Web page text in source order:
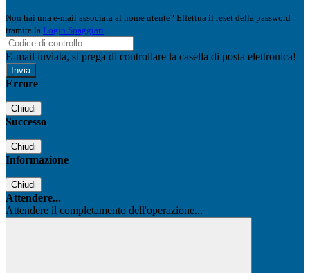
Non hai una e-mail associata al nome utente? Effettua il reset della password
tramite la Login Spaggiari
E-mail inviata, si prega di controllare la casella di posta elettronica!
Errore
Chiudi
Successo
Chiudi
Informazione
Chiudi
Attendere...
Attendere il completamento dell'operazione...